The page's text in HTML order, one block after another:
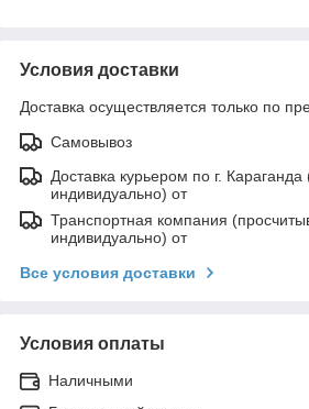
Условия доставки
Доставка осуществляется только по
Самовывоз
Доставка курьером по г. Караганда
индивидуально) от
Транспортная компания
индивидуально) от
Все условия доставки
Условия оплаты
Наличными